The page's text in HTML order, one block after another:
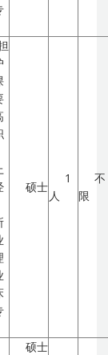
硕士
1
人
不
限
硕士